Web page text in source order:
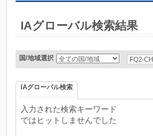
IAグローバル検索結果
国/地域選択
IAグローバル検索
入力された検索キーワード
ではヒットしませんでした